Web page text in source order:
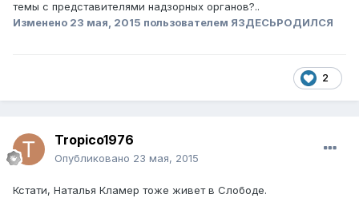
темы с представителями надзорных органов?..
Изменено 23 мая, 2015 пользователем ЯЗДЕСЬРОДИЛСЯ
2
Tropico1976
Опубликовано 23 мая, 2015
Кстати, Наталья Кламер тоже живет в Слободе.